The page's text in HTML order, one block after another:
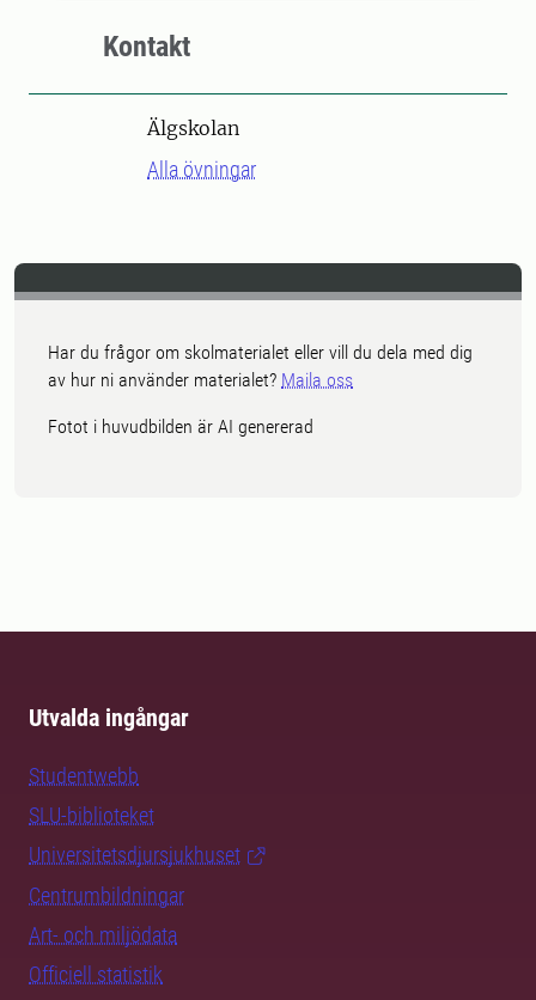
Kontakt
Älgskolan
Alla övningar
Har du frågor om skolmaterialet eller vill du dela med dig
av hur ni använder materialet? Maila oss
Fotot i huvudbilden är AI genererad
Utvalda ingångar
Studentwebb
SLU-biblioteket
Universitetsdjursjukhuset
Centrumbildningar
Art- och miljödata
Officiell statistik